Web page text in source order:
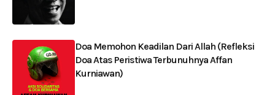
Doa Memohon Keadilan Dari Allah (Refleksi
Doa Atas Peristiwa Terbunuhnya Affan
Kurniawan)